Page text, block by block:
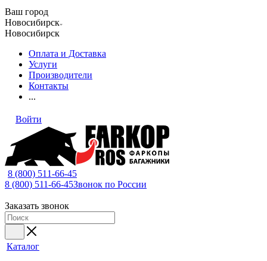
Ваш город
Новосибирск
Новосибирск
Оплата и Доставка
Услуги
Производители
Контакты
...
Войти
8 (800) 511-66-45
8 (800) 511-66-45Звонок по России
Заказать звонок
Каталог